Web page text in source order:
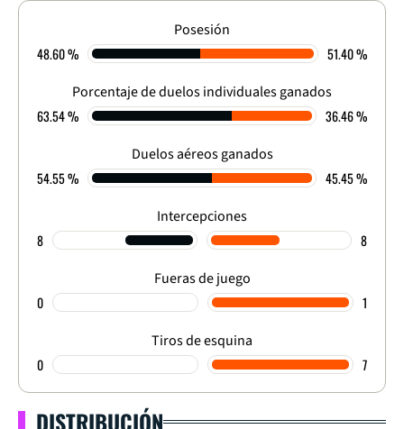
ETAPA DE GRUPOS - FECHA 6
4-1
FINALIZADO
Posesión
48.60 % 51.40 %
Porcentaje de duelos individuales ganados
63.54 % 36.46 %
Duelos aéreos ganados
54.55 % 45.45 %
Intercepciones
8 8
Fueras de juego
0 1
Tiros de esquina
0 7
DISTRIBUCIÓN